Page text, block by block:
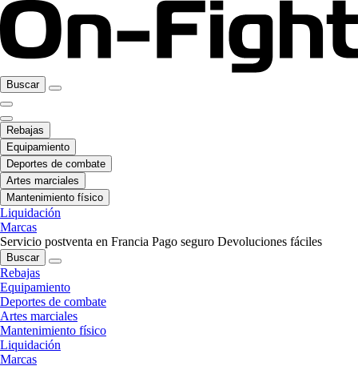
Buscar
Rebajas
Equipamiento
Deportes de combate
Artes marciales
Mantenimiento físico
Liquidación
Marcas
Servicio postventa en Francia Pago seguro Devoluciones fáciles
Buscar
Rebajas
Equipamiento
Deportes de combate
Artes marciales
Mantenimiento físico
Liquidación
Marcas